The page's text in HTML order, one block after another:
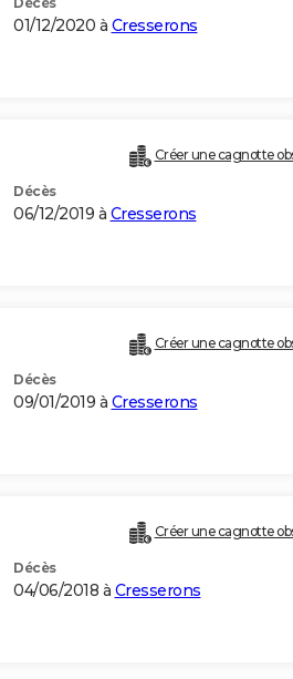
01/12/2020 à Cresserons
Créer une cagnotte
Décès
06/12/2019 à Cresserons
Créer une cagnotte
Décès
09/01/2019 à Cresserons
Créer une cagnotte
Décès
04/06/2018 à Cresserons